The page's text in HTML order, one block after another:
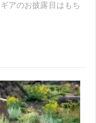
アのお披露目はもち